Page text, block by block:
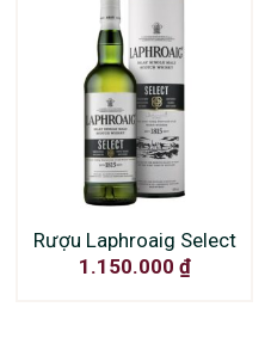
Rượu Laphroaig Select
1.150.000 ₫